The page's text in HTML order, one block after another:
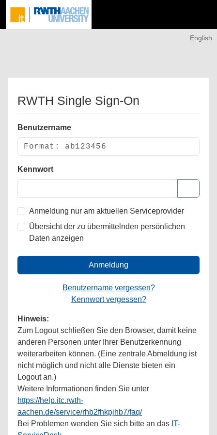
English
RWTH Single Sign-On
Benutzername
Kennwort
Anmeldung nur am aktuellen Serviceprovider
Übersicht der zu übermittelnden persönlichen
Daten anzeigen
Anmeldung
Benutzername vergessen?
Kennwort vergessen?
Hinweis:
Zum Logout schließen Sie den Browser, damit keine
anderen Personen unter Ihrer Benutzerkennung
weiterarbeiten können. (Eine zentrale Abmeldung ist
nicht möglich und nicht alle Dienste bieten ein
Logout an.)
Weitere Informationen finden Sie unter
https://help.itc.rwth-
aachen.de/service/rhb2fhkpjhb7/faq/
Bei Problemen wenden Sie sich bitte an das IT-